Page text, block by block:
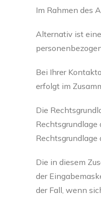
Im Rahmen des
Alternativ ist
Bei Ihrer
erfolgt im
Die
Rechtsgrundlage
Rechtsgrundlage
Die in diesem
der
der Fall, wenn